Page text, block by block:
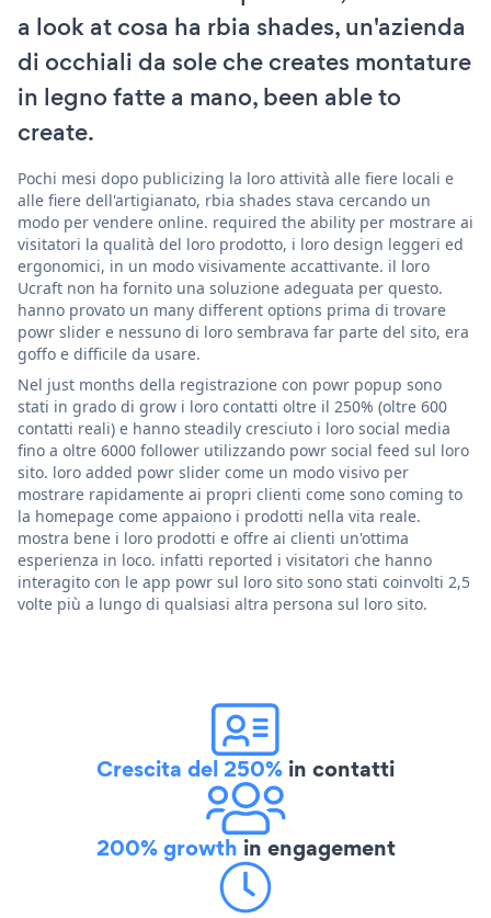
a look at cosa ha rbia shades, un'azienda
di occhiali da sole che creates montature
in legno fatte a mano, been able to
create.
Pochi mesi dopo publicizing la loro attività alle fiere locali e
alle fiere dell'artigianato, rbia shades stava cercando un
modo per vendere online. required the ability per mostrare ai
visitatori la qualità del loro prodotto, i loro design leggeri ed
ergonomici, in un modo visivamente accattivante. il loro
Ucraft non ha fornito una soluzione adeguata per questo.
hanno provato un many different options prima di trovare
powr slider e nessuno di loro sembrava far parte del sito, era
goffo e difficile da usare.
Nel just months della registrazione con powr popup sono
stati in grado di grow i loro contatti oltre il 250% (oltre 600
contatti reali) e hanno steadily cresciuto i loro social media
fino a oltre 6000 follower utilizzando powr social feed sul loro
sito. loro added powr slider come un modo visivo per
mostrare rapidamente ai propri clienti come sono coming to
la homepage come appaiono i prodotti nella vita reale.
mostra bene i loro prodotti e offre ai clienti un'ottima
esperienza in loco. infatti reported i visitatori che hanno
interagito con le app powr sul loro sito sono stati coinvolti 2,5
volte più a lungo di qualsiasi altra persona sul loro sito.
Crescita del 250% in contatti
200% growth in engagement